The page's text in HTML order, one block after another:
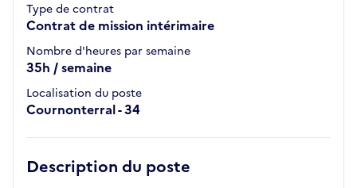
Type de contrat
Contrat de mission intérimaire
Nombre d'heures par semaine
35h / semaine
Localisation du poste
Cournonterral - 34
Description du poste